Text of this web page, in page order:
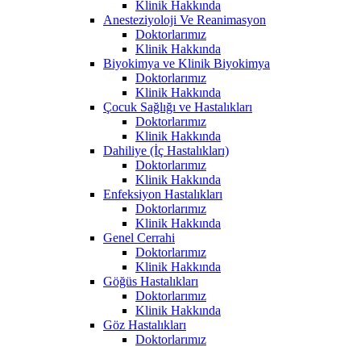
Klinik Hakkında
Anesteziyoloji Ve Reanimasyon
Doktorlarımız
Klinik Hakkında
Biyokimya ve Klinik Biyokimya
Doktorlarımız
Klinik Hakkında
Çocuk Sağlığı ve Hastalıkları
Doktorlarımız
Klinik Hakkında
Dahiliye (İç Hastalıkları)
Doktorlarımız
Klinik Hakkında
Enfeksiyon Hastalıkları
Doktorlarımız
Klinik Hakkında
Genel Cerrahi
Doktorlarımız
Klinik Hakkında
Göğüs Hastalıkları
Doktorlarımız
Klinik Hakkında
Göz Hastalıkları
Doktorlarımız